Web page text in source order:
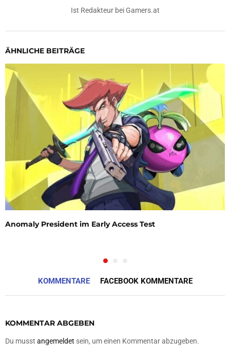
Ist Redakteur bei Gamers.at
ÄHNLICHE BEITRÄGE
Anomaly President im Early Access Test
KOMMENTARE FACEBOOK KOMMENTARE
KOMMENTAR ABGEBEN
Du musst angemeldet sein, um einen Kommentar abzugeben.